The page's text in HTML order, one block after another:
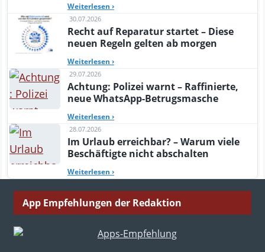
Weiterlesen ›
30.07.2026
Recht auf Reparatur startet – Diese
neuen Regeln gelten ab morgen
Weiterlesen ›
29.07.2026
Achtung: Polizei warnt – Raffinierte,
neue WhatsApp-Betrugsmasche
Weiterlesen ›
28.07.2026
Im Urlaub erreichbar? – Warum viele
Beschäftigte nicht abschalten
Weiterlesen ›
App Empfehlungen der Redaktion